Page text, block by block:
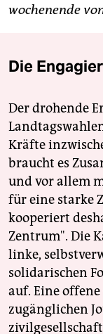
wochenende
Die
Der drohende
Kräfte
braucht es
und vor allem
für eine starke
kooperiert
Zentrum". Die
linke,
solidarischen
auf. Eine
zugänglichen